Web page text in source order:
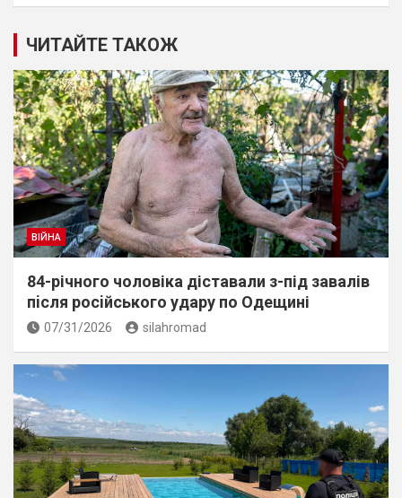
ЧИТАЙТЕ ТАКОЖ
ВІЙНА
84-річного чоловіка діставали з-під завалів
пiсля росiйського удару по Одещині
07/31/2026 silahromad